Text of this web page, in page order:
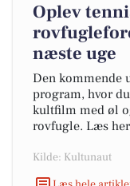
Oplev
næste uge
Den kommende
program, hvor
kultfilm med øl
rovfugle. Læs
Kilde: Kultunaut